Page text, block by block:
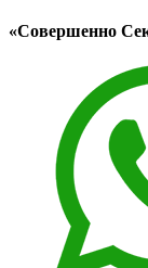
«Совершенно